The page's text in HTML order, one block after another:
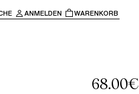
ANMELDEN WARENKORB
68.00€